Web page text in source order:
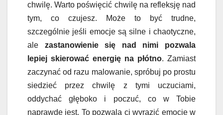
chwilę. Warto poświęcić chwilę na refleksję nad
tym, co czujesz. Może to być trudne,
szczególnie jeśli emocje są silne i chaotyczne,
ale zastanowienie się nad nimi pozwala
lepiej skierować energię na płótno. Zamiast
zaczynać od razu malowanie, spróbuj po prostu
siedzieć przez chwilę z tymi uczuciami,
oddychać głęboko i poczuć, co w Tobie
naprawdę jest. To pozwala ci wyrazić emocje w